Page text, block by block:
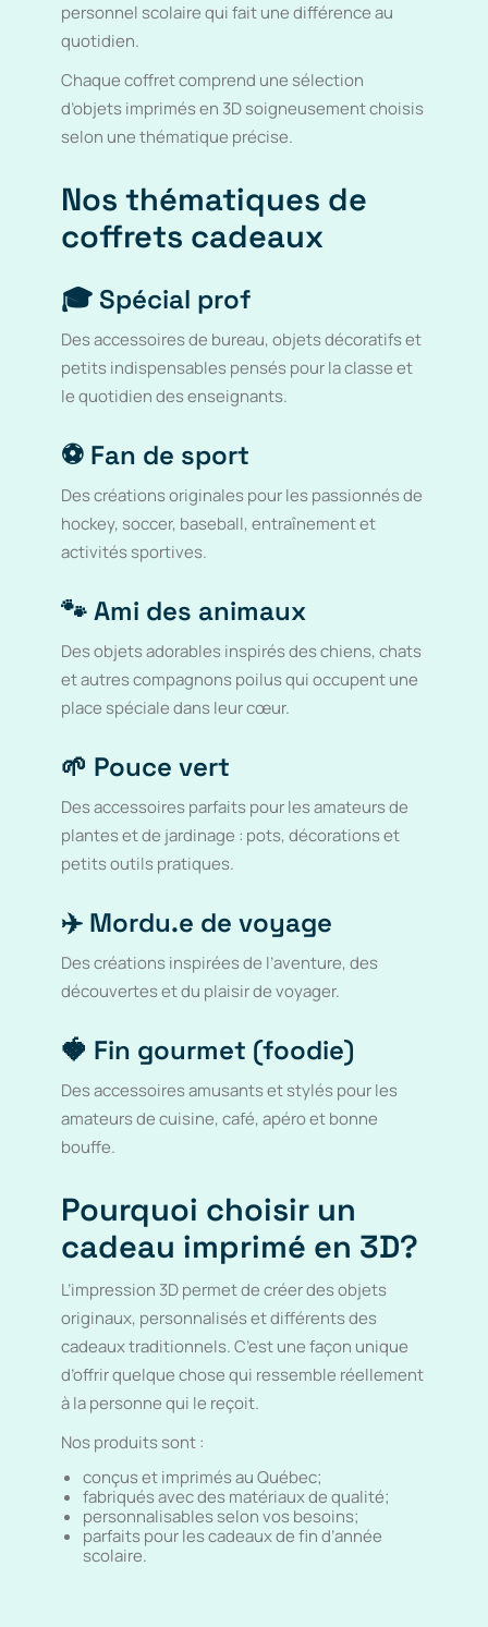
personnel scolaire qui fait une différence au
quotidien.
Chaque coffret comprend une sélection
d’objets imprimés en 3D soigneusement choisis
selon une thématique précise.
Nos thématiques de
coffrets cadeaux
🎓 Spécial prof
Des accessoires de bureau, objets décoratifs et
petits indispensables pensés pour la classe et
le quotidien des enseignants.
⚽ Fan de sport
Des créations originales pour les passionnés de
hockey, soccer, baseball, entraînement et
activités sportives.
🐾 Ami des animaux
Des objets adorables inspirés des chiens, chats
et autres compagnons poilus qui occupent une
place spéciale dans leur cœur.
🌱 Pouce vert
Des accessoires parfaits pour les amateurs de
plantes et de jardinage : pots, décorations et
petits outils pratiques.
✈️ Mordu.e de voyage
Des créations inspirées de l’aventure, des
découvertes et du plaisir de voyager.
🍓 Fin gourmet (foodie)
Des accessoires amusants et stylés pour les
amateurs de cuisine, café, apéro et bonne
bouffe.
Pourquoi choisir un
cadeau imprimé en 3D?
L’impression 3D permet de créer des objets
originaux, personnalisés et différents des
cadeaux traditionnels. C’est une façon unique
d’offrir quelque chose qui ressemble réellement
à la personne qui le reçoit.
Nos produits sont :
conçus et imprimés au Québec;
fabriqués avec des matériaux de qualité;
personnalisables selon vos besoins;
parfaits pour les cadeaux de fin d’année
scolaire.